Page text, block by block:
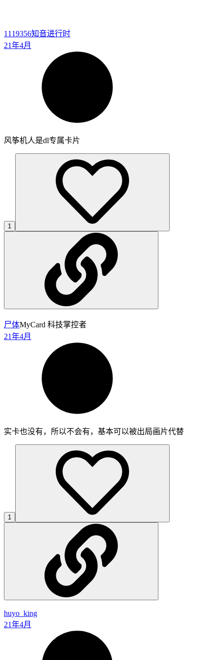
1119356知音进行时
21年4月
风筝机人是dl专属卡片
1
尸体MyCard 科技掌控者
21年4月
实卡也没有，所以不会有，基本可以被出局画片代替
1
huyo_king
21年4月